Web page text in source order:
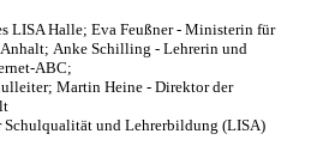
LISA Halle; Eva Feußner - Ministerin für
Anke Schilling - Lehrerin und
ABC;
Martin Heine - Direktor der
und Lehrerbildung (LISA)